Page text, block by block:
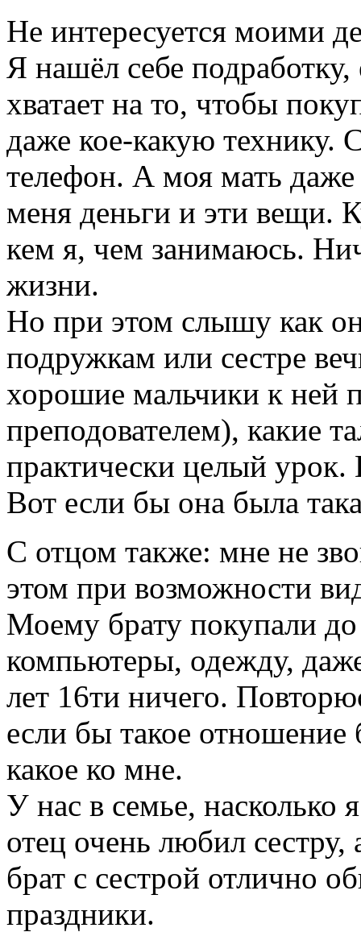
Не интересуется моими
Я нашёл себе подработку,
хватает на то, чтобы
даже кое-какую технику.
телефон. А моя мать даже
меня деньги и эти вещи.
кем я, чем занимаюсь.
жизни.
Но при этом слышу как
подружкам или сестре
хорошие мальчики к ней
преподователем), какие
практически целый урок.
Вот если бы она была
С отцом также: мне не
этом при возможности
Моему брату покупали
компьютеры, одежду,
лет 16ти ничего.
если бы такое
какое ко мне.
У нас в семье, насколько
отец очень любил сестру,
брат с сестрой отлично
праздники.